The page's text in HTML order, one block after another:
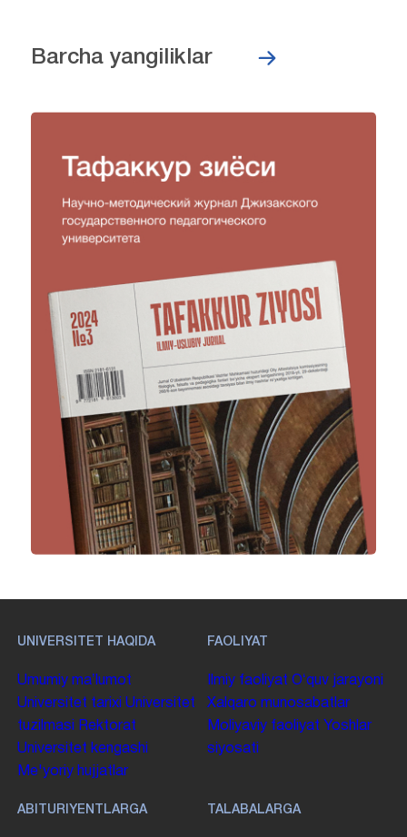
Barcha yangiliklar
UNIVERSITET HAQIDA
Umumiy maʼlumot
Universitet tarixi Universitet
tuzilmasi Rektorat
Universitet kengashi
Me'yoriy hujjatlar
FAOLIYAT
Ilmiy faoliyat Oʻquv jarayoni
Xalqaro munosabatlar
Moliyaviy faoliyat Yoshlar
siyosati
ABITURIYENTLARGA TALABALARGA